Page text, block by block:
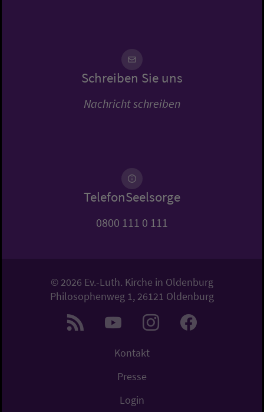
Schreiben Sie uns
Nachricht schreiben
TelefonSeelsorge
0800 111 0 111
© 2026 Ev.-Luth. Kirche in Oldenburg
Philosophenweg 1, 26121 Oldenburg
Kontakt
Presse
Login